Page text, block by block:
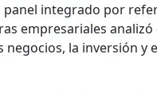
panel integrado por
empresariales
negocios, la inversión y